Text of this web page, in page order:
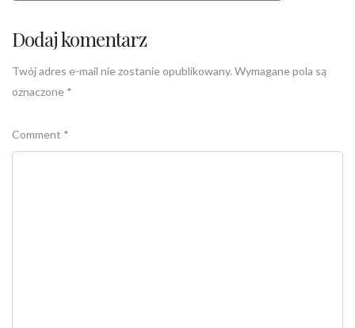
Dodaj komentarz
Twój adres e-mail nie zostanie opublikowany. Wymagane pola są
oznaczone *
Comment *